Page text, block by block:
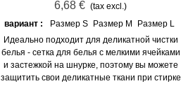
6,68 € (tax excl.)
вариант :
Размер S Размер M
Размер L
Идеально подходит для деликатной чистки
белья - сетка для белья с мелкими ячейками
и застежкой на шнурке, поэтому вы можете
защитить свои деликатные ткани при стирке